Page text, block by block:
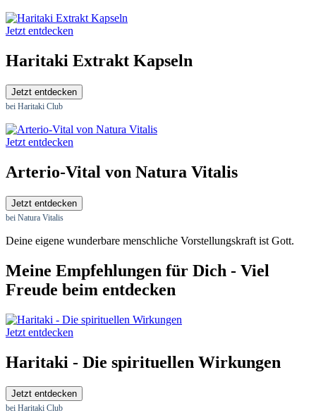
Jetzt entdecken
Haritaki Extrakt Kapseln
Jetzt entdecken
bei Haritaki Club
Jetzt entdecken
Arterio-Vital von Natura Vitalis
Jetzt entdecken
bei Natura Vitalis
Deine eigene wunderbare menschliche Vorstellungskraft ist Gott.
Meine Empfehlungen für Dich - Viel
Freude beim entdecken
Jetzt entdecken
Haritaki - Die spirituellen Wirkungen
Jetzt entdecken
bei Haritaki Club